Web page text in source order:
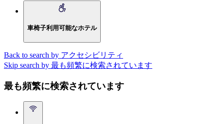
車椅子利用可能なホテル
Back to search by アクセシビリティ
Skip search by 最も頻繁に検索されています
最も頻繁に検索されています